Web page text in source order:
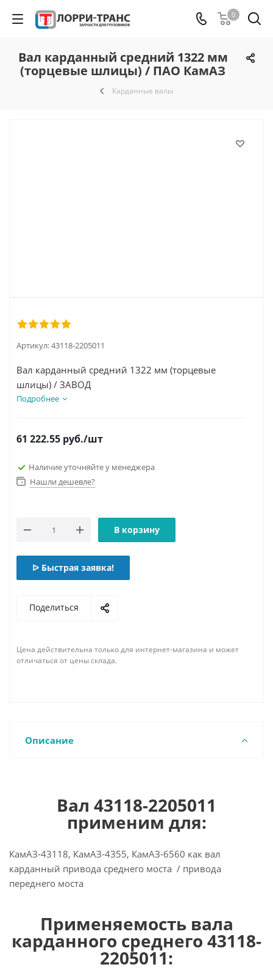
0
Вал карданный средний 1322 мм
(торцевые шлицы) / ПАО КамАЗ
Карданные валы
Артикул:43118-2205011
Вал карданный средний 1322 мм (торцевые
шлицы) / ЗАВОД
Подробнее
61 222.55 руб./шт
Наличие уточняйте у менеджера
Нашли дешевле?
В корзину
ᐅ Быстрая заявка!
Поделиться
Цена действительна только для интернет-магазина и может
отличаться от цены склада.
Описание
Вал 43118-2205011
применим для:
КамАЗ-43118, КамАЗ-4355, КамАЗ-6560 как вал
карданный привода среднего моста / привода
переднего моста
Применяемость вала
карданного среднего 43118-
2205011: